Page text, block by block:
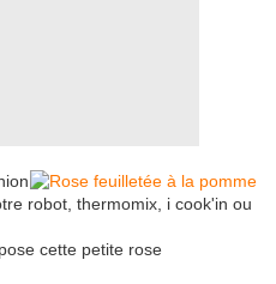
robot, thermomix, i cook'in ou
cette petite rose